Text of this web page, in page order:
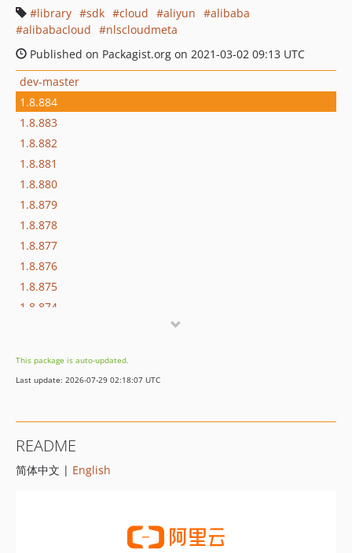
library
sdk cloud aliyun
alibaba
alibabacloud
nlscloudmeta
Published on Packagist.org on 2021-03-02 09:13 UTC
dev-master
1.8.884
1.8.883
1.8.882
1.8.881
1.8.880
1.8.879
1.8.878
1.8.877
1.8.876
1.8.875
1.8.874
1.8.869
1.8.852
1.8.849
1.8.848
This package is auto-updated.
Last update: 2026-07-29 02:18:07 UTC
README
简体中文 | English